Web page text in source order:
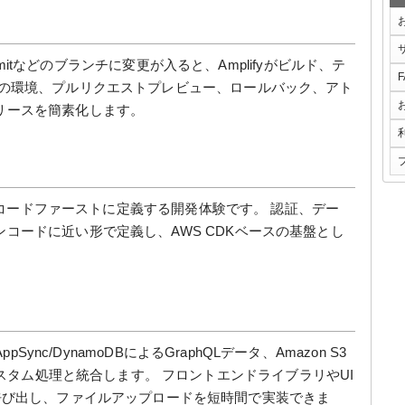
などのブランチに変更が入ると、Amplifyがビルド、テ
境、プルリクエストプレビュー、ロールバック、アト
スを簡素化します。
ドファーストに定義する開発体験です。 認証、デー
ードに近い形で定義し、AWS CDKベースの基盤とし
DynamoDBによるGraphQLデータ、Amazon S3
ム処理と統合します。 フロントエンドライブラリやUI
出し、ファイルアップロードを短時間で実装できま